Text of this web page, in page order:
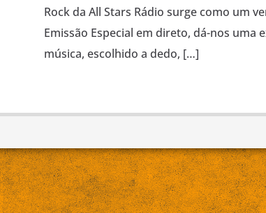
Rock da All Stars Rádio surge como um
Emissão Especial em direto, dá-nos
música, escolhido a dedo, […]